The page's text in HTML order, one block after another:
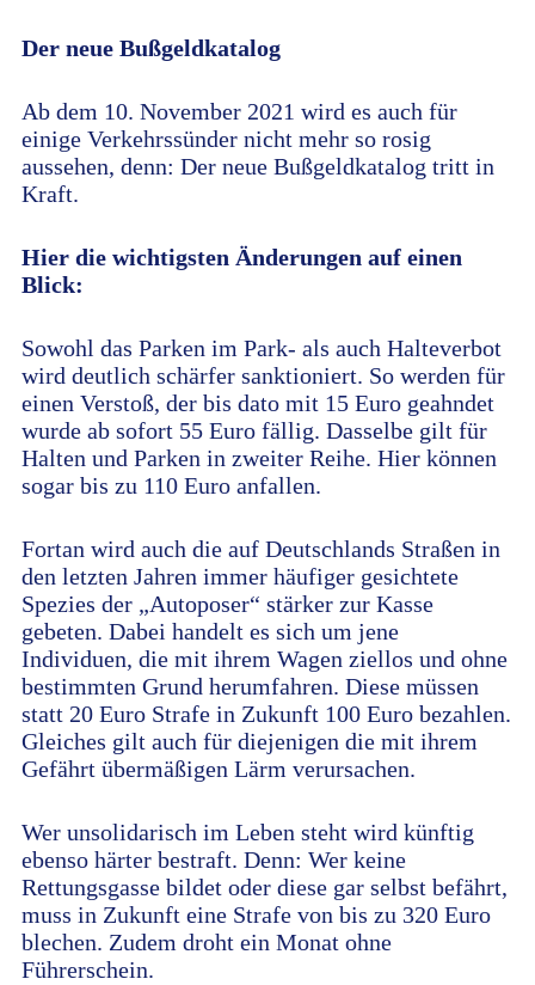
Der neue Bußgeldkatalog
Ab dem 10. November 2021 wird es auch für
einige Verkehrssünder nicht mehr so rosig
aussehen, denn: Der neue Bußgeldkatalog tritt in
Kraft.
Hier die wichtigsten Änderungen auf einen
Blick:
Sowohl das Parken im Park- als auch Halteverbot
wird deutlich schärfer sanktioniert. So werden für
einen Verstoß, der bis dato mit 15 Euro geahndet
wurde ab sofort 55 Euro fällig. Dasselbe gilt für
Halten und Parken in zweiter Reihe. Hier können
sogar bis zu 110 Euro anfallen.
Fortan wird auch die auf Deutschlands Straßen in
den letzten Jahren immer häufiger gesichtete
Spezies der „Autoposer“ stärker zur Kasse
gebeten. Dabei handelt es sich um jene
Individuen, die mit ihrem Wagen ziellos und ohne
bestimmten Grund herumfahren. Diese müssen
statt 20 Euro Strafe in Zukunft 100 Euro bezahlen.
Gleiches gilt auch für diejenigen die mit ihrem
Gefährt übermäßigen Lärm verursachen.
Wer unsolidarisch im Leben steht wird künftig
ebenso härter bestraft. Denn: Wer keine
Rettungsgasse bildet oder diese gar selbst befährt,
muss in Zukunft eine Strafe von bis zu 320 Euro
blechen. Zudem droht ein Monat ohne
Führerschein.